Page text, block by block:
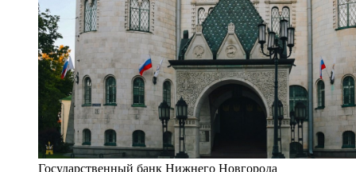
Государственный банк Нижнего Новгорода